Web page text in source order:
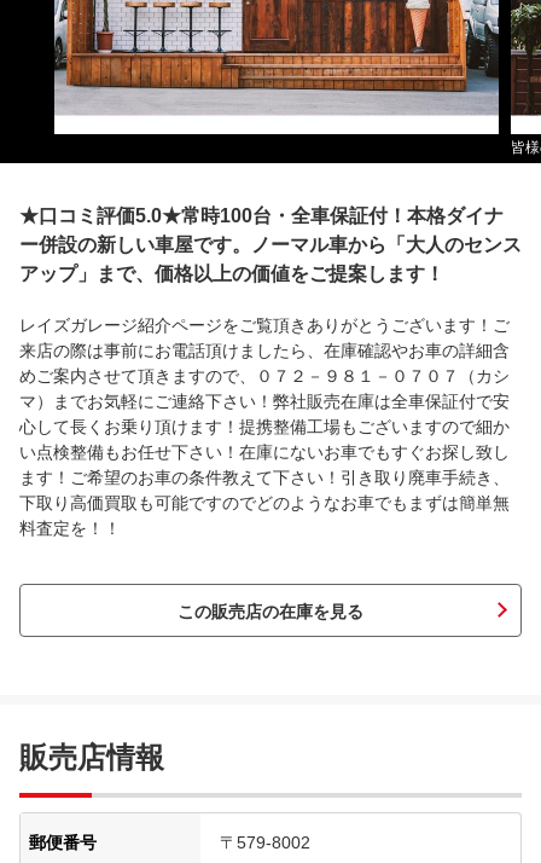
皆
★口コミ評価5.0★常時100台・全車保証付！本格ダイナ
ー併設の新しい車屋です。ノーマル車から「大人のセンス
アップ」まで、価格以上の価値をご提案します！
レイズガレージ紹介ページをご覧頂きありがとうございます！ご
来店の際は事前にお電話頂けましたら、在庫確認やお車の詳細含
めご案内させて頂きますので、０７２－９８１－０７０７（カシ
マ）までお気軽にご連絡下さい！弊社販売在庫は全車保証付で安
心して長くお乗り頂けます！提携整備工場もございますので細か
い点検整備もお任せ下さい！在庫にないお車でもすぐお探し致し
ます！ご希望のお車の条件教えて下さい！引き取り廃車手続き、
下取り高価買取も可能ですのでどのようなお車でもまずは簡単無
料査定を！！
この販売店の在庫を見る
販売店情報
郵便番号 〒579-8002